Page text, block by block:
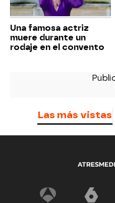
Una famosa actriz
muere durante un
rodaje en el convento
Las más vistas